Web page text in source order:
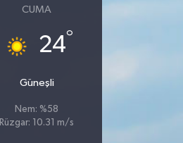
CUMA
24°
Güneşli
Nem: %58
Rüzgar: 10.31 m/s